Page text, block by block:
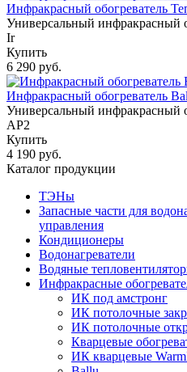
Инфракрасный обогреватель
Универсальный инфракрасный
Ir
Купить
6 290 руб.
Инфракрасный обогреватель
Универсальный инфракрасный
AP2
Купить
4 190 руб.
Каталог продукции
ТЭНы
Запасные части для
управления
Кондиционеры
Водонагреватели
Водяные
Инфракрасные
ИК под амстронг
ИК потолочные
ИК потолочные
Кварцевые
ИК кварцевые